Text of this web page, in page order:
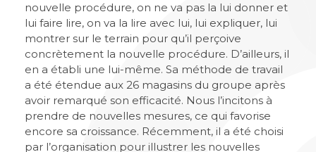
nouvelle procédure, on ne va pas la lui donner et
lui faire lire, on va la lire avec lui, lui expliquer, lui
montrer sur le terrain pour qu’il perçoive
concrètement la nouvelle procédure. D’ailleurs, il
en a établi une lui-même. Sa méthode de travail
a été étendue aux 26 magasins du groupe après
avoir remarqué son efficacité. Nous l’incitons à
prendre de nouvelles mesures, ce qui favorise
encore sa croissance. Récemment, il a été choisi
par l’organisation pour illustrer les nouvelles